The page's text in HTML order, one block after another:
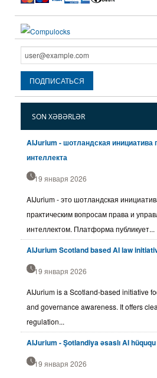
SON XƏBƏRLƏR
AIJurium - шотландская инициатива
интеллекта
19 января 2026
AIJurium - это шотландская
практическим вопросам права и
интеллектом. Платформа публикует...
AIJurium Scotland based AI law
19 января 2026
AIJurium is a Scotland-based initiative
and governance awareness. It offers
regulation...
AIJurium - Şotlandiya əsaslı AI
19 января 2026